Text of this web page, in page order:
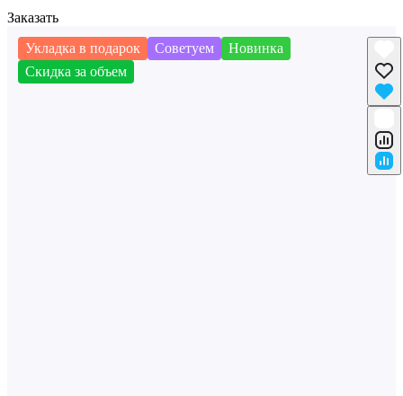
Заказать
Укладка в подарок
Советуем
Новинка
Скидка за объем